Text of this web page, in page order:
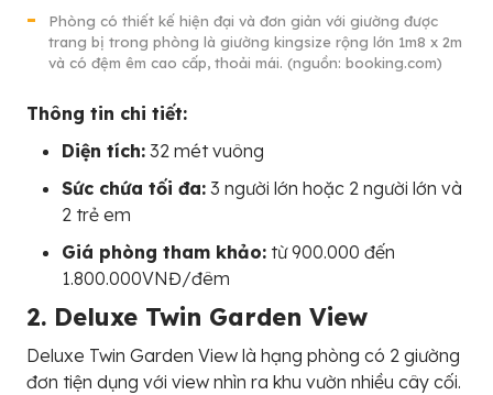
Phòng có thiết kế hiện đại và đơn giản với giường được
trang bị trong phòng là giường kingsize rộng lớn 1m8 x 2m
và có đệm êm cao cấp, thoải mái. (nguồn: booking.com)
Thông tin chi tiết:
Diện tích: 32 mét vuông
Sức chứa tối đa: 3 người lớn hoặc 2 người lớn và
2 trẻ em
Giá phòng tham khảo: từ 900.000 đến
1.800.000VNĐ/đêm
2. Deluxe Twin Garden View
Deluxe Twin Garden View là hạng phòng có 2 giường
đơn tiện dụng với view nhìn ra khu vườn nhiều cây cối.